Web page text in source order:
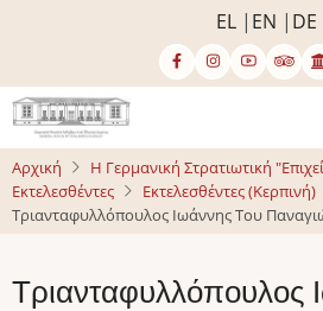
κυρίως
περιεχόμενο
EL EN DE
Αρχική
Η Γερμανική Στρατιωτική
Εκτελεσθέντες
Εκτελεσθέντες (Κερπινή)
Τριανταφυλλόπουλος Ιωάννης Του
Τριανταφυλλόπουλος